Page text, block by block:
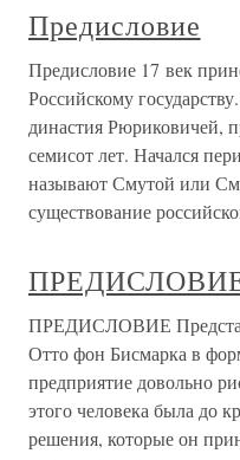
Предисловие
Предисловие 17 век
Российскому
династия Рюриковичей,
семисот лет. Начался
называют Смутой или
существование
ПРЕДИСЛОВИЕ
Отто фон Бисмарка в
предприятие довольно
этого человека была до
решения, которые он